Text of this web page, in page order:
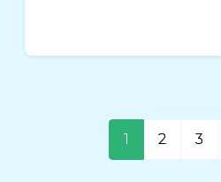
1 2 3